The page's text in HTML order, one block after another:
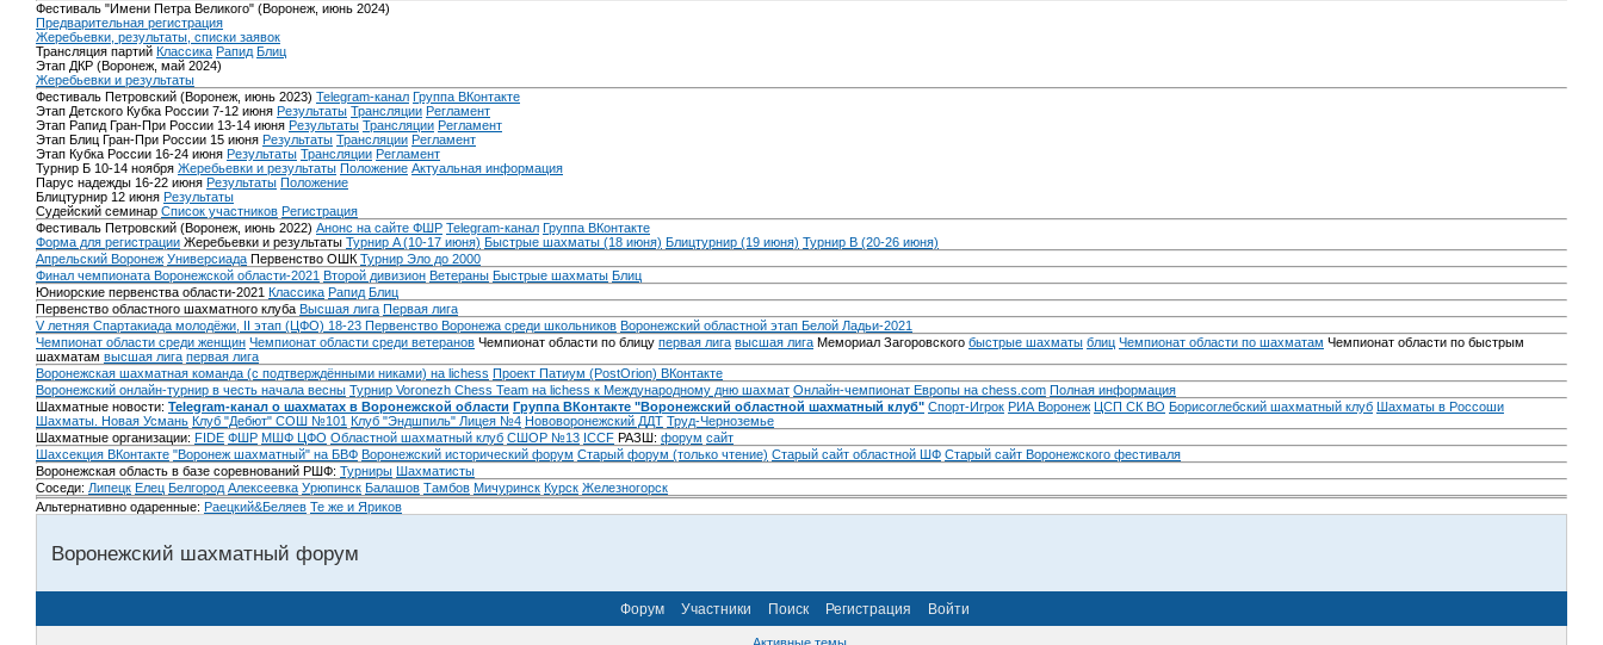
Фестиваль "Имени Петра Великого" (Воронеж, июнь 2024)
Предварительная регистрация
Жеребьевки, результаты, списки заявок
Трансляция партий Классика Рапид Блиц
Этап ДКР (Воронеж, май 2024)
Жеребьевки и результаты
Фестиваль Петровский (Воронеж, июнь 2023) Telegram-канал Группа ВКонтакте
Этап Детского Кубка России 7-12 июня Результаты Трансляции Регламент
Этап Рапид Гран-При России 13-14 июня Результаты Трансляции Регламент
Этап Блиц Гран-При России 15 июня Результаты Трансляции Регламент
Этап Кубка России 16-24 июня Результаты Трансляции Регламент
Турнир Б 10-14 ноября Жеребьевки и результаты Положение Актуальная информация
Парус надежды 16-22 июня Результаты Положение
Блицтурнир 12 июня Результаты
Судейский семинар Список участников Регистрация
Фестиваль Петровский (Воронеж, июнь 2022) Анонс на сайте ФШР Telegram-канал Группа ВКонтакте
Форма для регистрации Жеребьевки и результаты Турнир A (10-17 июня) Быстрые шахматы (18 июня) Блицтурнир (19 июня) Турнир B (20-26 июня)
Апрельский Воронеж Универсиада Первенство ОШК Турнир Эло до 2000
Финал чемпионата Воронежской области-2021 Второй дивизион Ветераны Быстрые шахматы Блиц
Юниорские первенства области-2021 Классика Рапид Блиц
Первенство областного шахматного клуба Высшая лига Первая лига
V летняя Спартакиада молодёжи, II этап (ЦФО) 18-23 Первенство Воронежа среди школьников Воронежский областной этап Белой Ладьи-2021
Чемпионат области среди женщин Чемпионат области среди ветеранов Чемпионат области по блицу первая лига высшая лига Мемориал Загоровского быстрые шахматы блиц Чемпионат области по шахматам Чемпионат области по быстрым
шахматам высшая лига первая лига
Воронежская шахматная команда (с подтверждёнными никами) на lichess Проект Патиум (PostOrion) ВКонтакте
Воронежский онлайн-турнир в честь начала весны Турнир Voronezh Chess Team на lichess к Международному дню шахмат Онлайн-чемпионат Европы на chess.com Полная информация
Шахматные новости: Telegram-канал о шахматах в Воронежской области Группа ВКонтакте "Воронежский областной шахматный клуб" Спорт-Игрок РИА Воронеж ЦСП СК ВО Борисоглебский шахматный клуб Шахматы в Россоши
Шахматы. Новая Усмань Клуб "Дебют" СОШ №101 Клуб "Эндшпиль" Лицея №4 Нововоронежский ДДТ Труд-Черноземье
Шахматные организации: FIDE ФШР МШФ ЦФО Областной шахматный клуб СШОР №13 ICCF РАЗШ: форум сайт
Шахсекция ВКонтакте "Воронеж шахматный" на БВФ Воронежский исторический форум Cтарый форум (только чтение) Старый сайт областной ШФ Старый сайт Воронежского фестиваля
Воронежская область в базе соревнований РШФ: Турниры Шахматисты
Соседи: Липецк Елец Белгород Алексеевка Урюпинск Балашов Тамбов Мичуринск Курск Железногорск
Альтернативно одаренные: Раецкий&Беляев Те же и Яриков
Воронежский шахматный форум
Форум Участники Поиск Регистрация Войти